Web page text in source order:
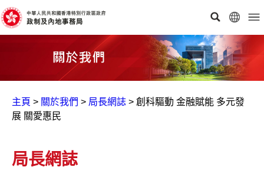
主頁 > 關於我們 > 局長網誌 > 創科驅動 金融賦能 多元發
展 關愛惠民
局長網誌